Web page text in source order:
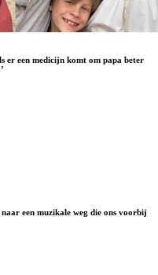
er een medicijn komt om papa beter
een muzikale weg die ons voorbij